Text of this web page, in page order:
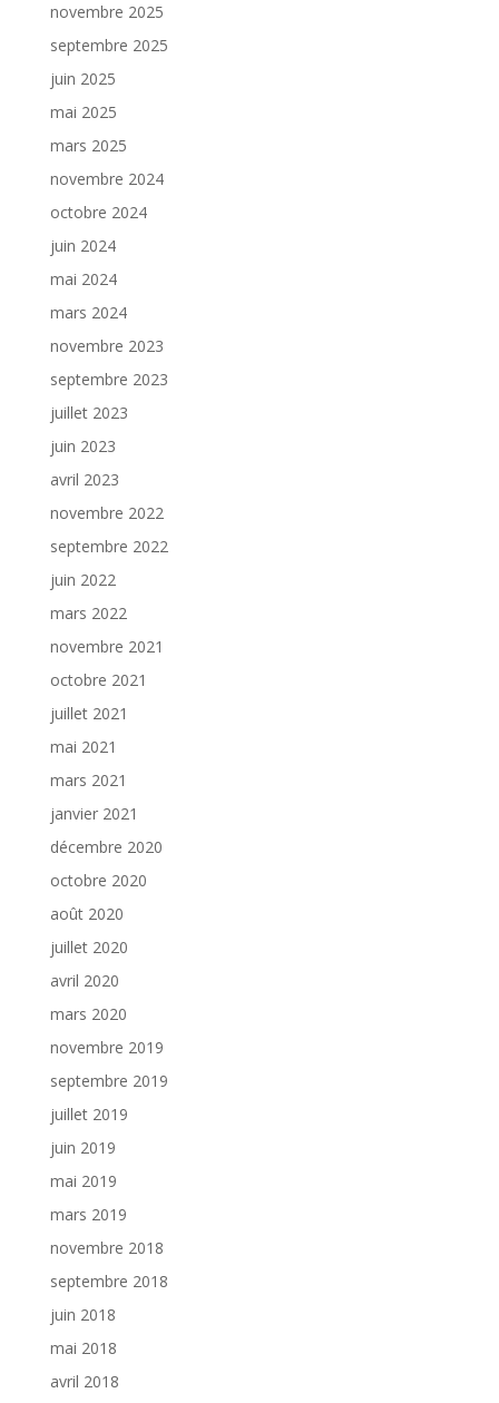
novembre 2025
septembre 2025
juin 2025
mai 2025
mars 2025
novembre 2024
octobre 2024
juin 2024
mai 2024
mars 2024
novembre 2023
septembre 2023
juillet 2023
juin 2023
avril 2023
novembre 2022
septembre 2022
juin 2022
mars 2022
novembre 2021
octobre 2021
juillet 2021
mai 2021
mars 2021
janvier 2021
décembre 2020
octobre 2020
août 2020
juillet 2020
avril 2020
mars 2020
novembre 2019
septembre 2019
juillet 2019
juin 2019
mai 2019
mars 2019
novembre 2018
septembre 2018
juin 2018
mai 2018
avril 2018